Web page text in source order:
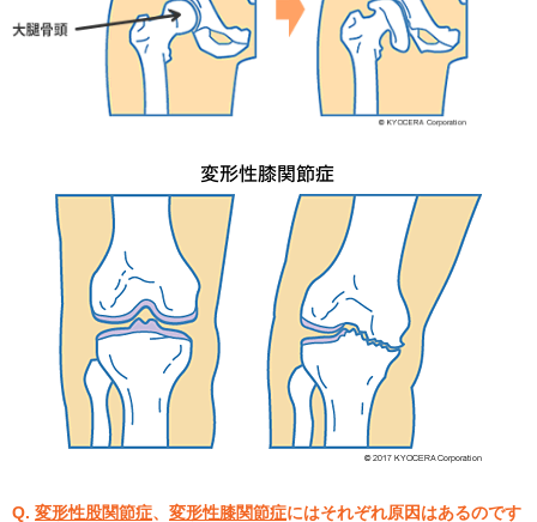
Q. 変形性股関節症、 変形性膝関節症にはそれぞれ原因はあるのです